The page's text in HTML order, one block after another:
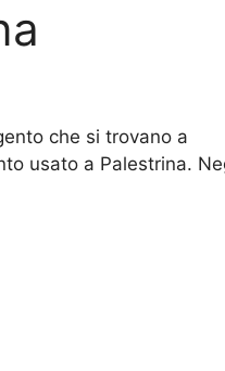
che si trovano a
usato a Palestrina.